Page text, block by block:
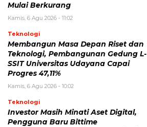
Mulai Berkurang
Kamis, 6 Agu 2026 - 11:02
Teknologi
Membangun Masa Depan Riset dan
Teknologi, Pembangunan Gedung L-
SSIT Universitas Udayana Capai
Progres 47,11%
Kamis, 6 Agu 2026 - 10:02
Teknologi
Investor Masih Minati Aset Digital,
Pengguna Baru Bittime